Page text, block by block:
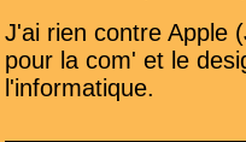
J'ai rien contre Apple
pour la com' et le
l'informatique.